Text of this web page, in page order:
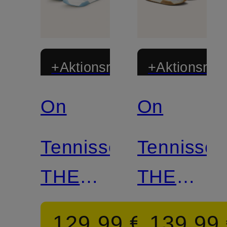
+Aktionsrabatt
On
Tennisschuhe
THE
ROGER
On
THE
ROGER